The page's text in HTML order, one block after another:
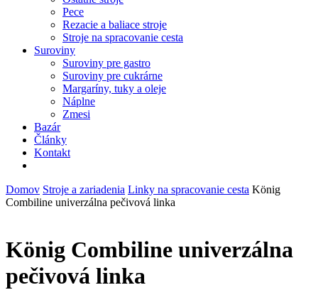
Pece
Rezacie a baliace stroje
Stroje na spracovanie cesta
Suroviny
Suroviny pre gastro
Suroviny pre cukrárne
Margaríny, tuky a oleje
Náplne
Zmesi
Bazár
Články
Kontakt
Domov Stroje a zariadenia Linky na spracovanie cesta König
Combiline univerzálna pečivová linka
König Combiline univerzálna
pečivová linka